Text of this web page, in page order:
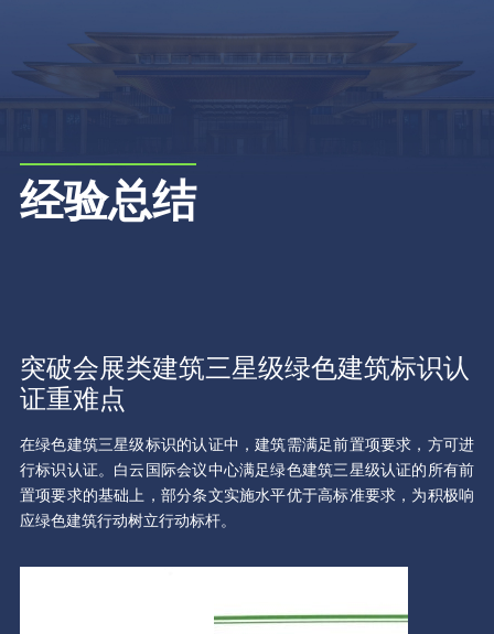
经验总结
突破会展类建筑三星级绿色建筑标识认
证重难点
在绿色建筑三星级标识的认证中，建筑需满足前置项要求，方可进
行标识认证。白云国际会议中心满足绿色建筑三星级认证的所有前
置项要求的基础上，部分条文实施水平优于高标准要求，为积极响
应绿色建筑行动树立行动标杆。